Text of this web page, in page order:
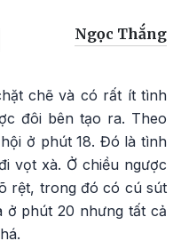
Ngọc Thắng
chẽ và có rất ít tình
đôi bên tạo ra. Theo
ở phút 18. Đó là tình
vọt xà. Ở chiều ngược
rệt, trong đó có cú sút
ở phút 20 nhưng tất cả